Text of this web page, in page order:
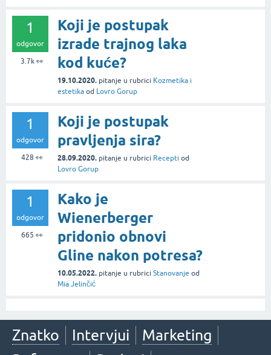
1
odgovor
3.7k👀
Koji je postupak
izrade trajnog laka
kod kuće?
19.10.2020. pitanje u rubrici Kozmetika i
estetika od Lovro Gorup
1
odgovor
428 👀
Koji je postupak
pravljenja sira?
28.09.2020. pitanje u rubrici Recepti od
Lovro Gorup
1
odgovor
665 👀
Kako je
Wienerberger
pridonio obnovi
Gline nakon potresa?
10.05.2022. pitanje u rubrici Stanovanje od
Mia Jelinčić
Znatko Intervjui
Marketing